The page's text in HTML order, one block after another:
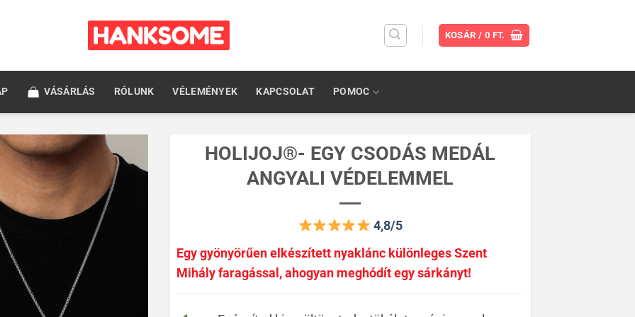
KOSÁR / 0 FT.
VÁSÁRLÁS RÓLUNK VÉLEMÉNYEK KAPCSOLAT POMOC
HOLIJOJ®- EGY CSODÁS MEDÁL
ANGYALI VÉDELEMMEL
4,8/5
Egy gyönyörűen elkészített nyaklánc különleges Szent
Mihály faragással, ahogyan meghódít egy sárkányt!